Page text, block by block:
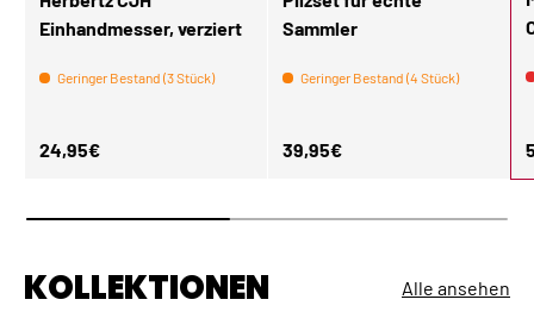
Einhandmesser, verziert
Geringer Bestand (3 Stück)
Normaler Preis
24,95€
Sammler
Geringer Bestand (4 Stück)
Normaler Preis
39,95€
KOLLEKTIONEN Alle ansehen